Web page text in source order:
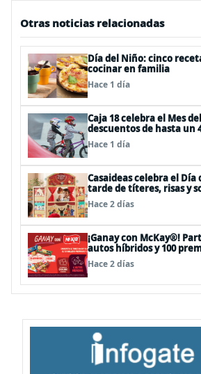
Otras noticias relacionadas
Día del Niño: cinco
cocinar en familia
Hace 1 día
Caja 18 celebra el Mes
descuentos de hasta un
panoramas, cine, shows
Hace 1 día
Casaideas celebra el
tarde de títeres, risas y
Plaza Vespucio
Hace 2 días
¡Ganay con McKay®!
autos híbridos y 100
Hace 2 días